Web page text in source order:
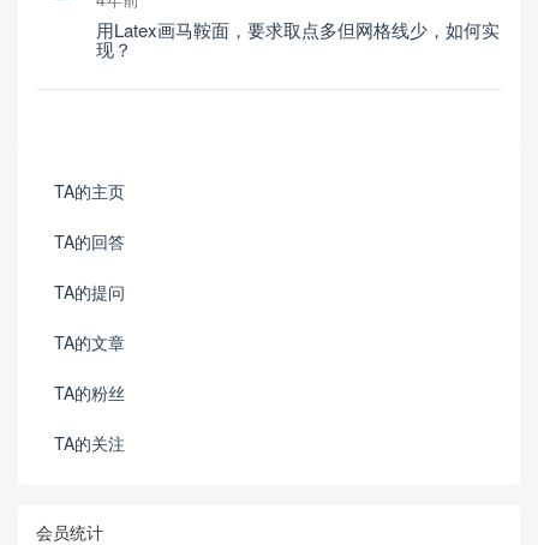
用Latex画马鞍面，要求取点多但网格线少，如何实
现？
TA的主页
TA的回答
TA的提问
TA的文章
TA的粉丝
TA的关注
会员统计